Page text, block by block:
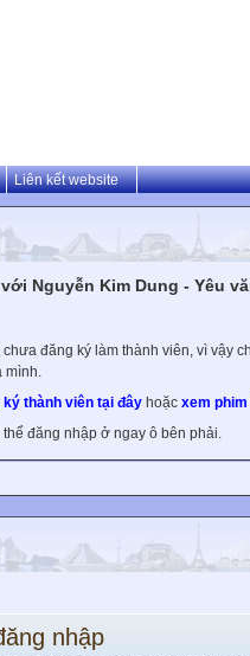
Liên kết website
Nguyễn Kim Dung - Yêu
đăng ký làm thành viên, vì vậy
mình.
ký thành viên tại đây hoặc xem
đăng nhập ở ngay ô bên phải.
nhập